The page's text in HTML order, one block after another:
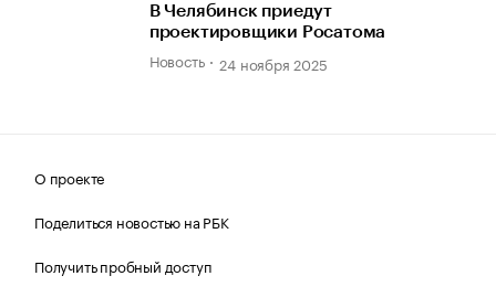
В Челябинск приедут
проектировщики Росатома
Новость 24 ноября 2025
О проекте
Поделиться новостью на РБК
Получить пробный доступ